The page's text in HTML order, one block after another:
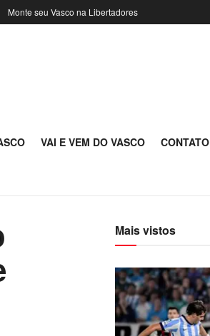
Monte seu Vasco na Libertadores
VAI E VEM DO VASCO CONTATO
Mais vistos